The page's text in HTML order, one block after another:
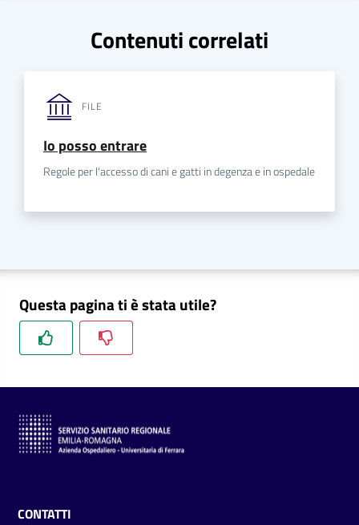
Fornitori
Seguici
Contenuti correlati
FILE
Io posso entrare
Regole per l'accesso di cani e gatti in degenza e in ospedale
Questa pagina ti è stata utile?
CONTATTI